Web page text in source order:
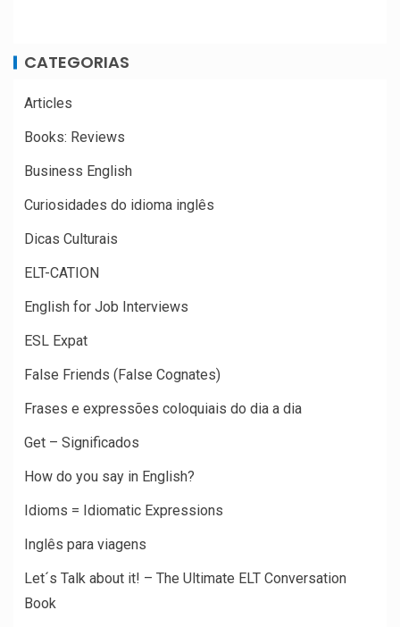
CATEGORIAS
Articles
Books: Reviews
Business English
Curiosidades do idioma inglês
Dicas Culturais
ELT-CATION
English for Job Interviews
ESL Expat
False Friends (False Cognates)
Frases e expressões coloquiais do dia a dia
Get – Significados
How do you say in English?
Idioms = Idiomatic Expressions
Inglês para viagens
Let´s Talk about it! – The Ultimate ELT Conversation
Book